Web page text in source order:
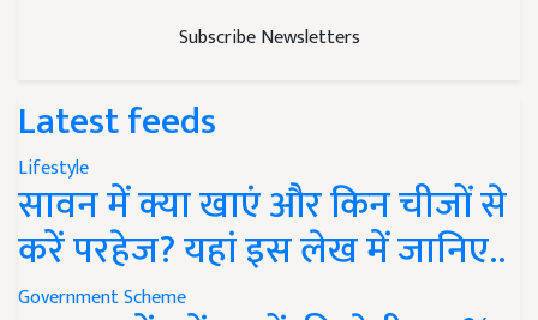
Subscribe Newsletters
Latest feeds
Lifestyle
सावन में क्या खाएं और किन चीजों से
करें परहेज? यहां इस लेख में जानिए..
Government Scheme